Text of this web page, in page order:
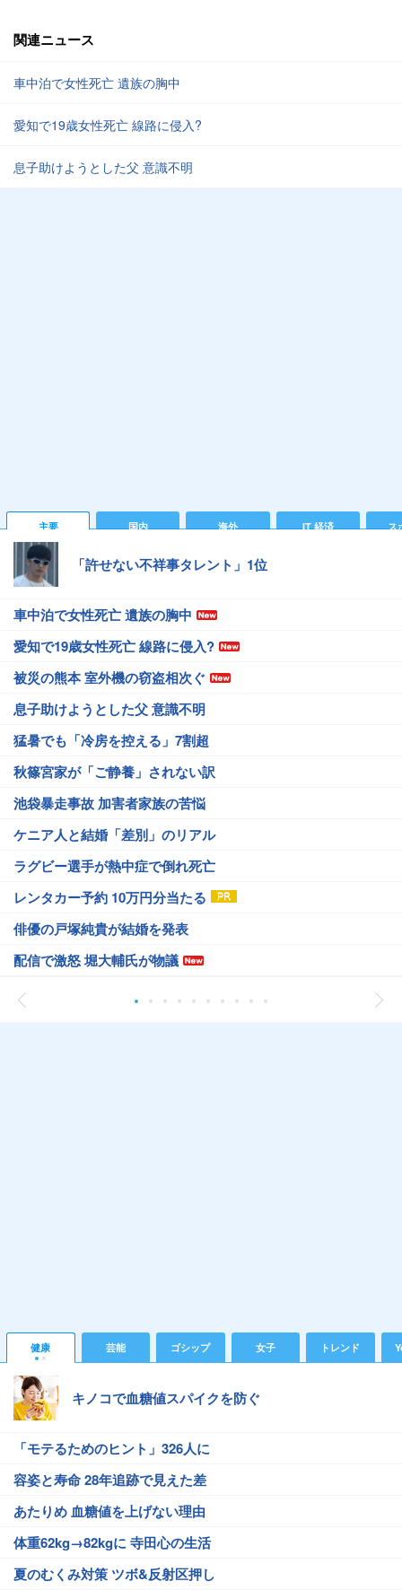
関連ニュース
車中泊で女性死亡 遺族の胸中
愛知で19歳女性死亡 線路に侵入?
息子助けようとした父 意識不明
主要 国内 海外 IT 経済 ス
「許せない不祥事タレント」1位
車中泊で女性死亡 遺族の胸中
愛知で19歳女性死亡 線路に侵入?
被災の熊本 室外機の窃盗相次ぐ
息子助けようとした父 意識不明
猛暑でも「冷房を控える」7割超
秋篠宮家が「ご静養」されない訳
池袋暴走事故 加害者家族の苦悩
ケニア人と結婚「差別」のリアル
ラグビー選手が熱中症で倒れ死亡
レンタカー予約 10万円分当たる
俳優の戸塚純貴が結婚を発表
配信で激怒 堀大輔氏が物議
健康 芸能 ゴシップ 女子 トレンド
キノコで血糖値スパイクを防ぐ
「モテるためのヒント」326人に
容姿と寿命 28年追跡で見えた差
あたりめ 血糖値を上げない理由
体重62kg→82kgに 寺田心の生活
夏のむくみ対策 ツボ&反射区押し